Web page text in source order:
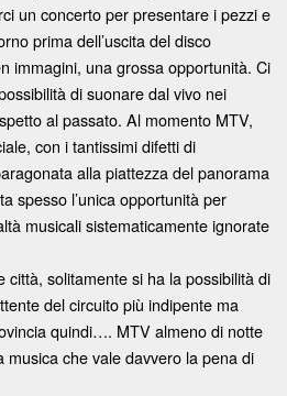
un concerto per presentare i pezzi e
prima dell’uscita del disco
immagini, una grossa opportunità. Ci
di suonare dal vivo nei
al passato. Al momento MTV,
con i tantissimi difetti di
alla piattezza del panorama
spesso l’unica opportunità per
musicali sistematicamente ignorate
città, solitamente si ha la possibilità di
del circuito più indipente ma
quindi…. MTV almeno di notte
musica che vale davvero la pena di